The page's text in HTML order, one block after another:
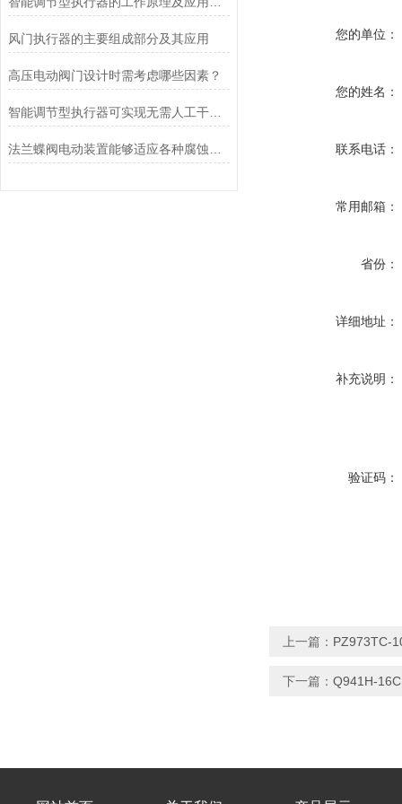
风门执行器的主要组成部分及其应用
高压电动阀门设计时需考虑哪些因素？
智能调节型执行器可实现无需人工干预的自动化调节
您的单位：
您的姓名：
联系电话：
常用邮箱：
省份：
详细地址：
补充说明：
验证码：
上一篇： PZ973TC-
下一篇： Q941H-